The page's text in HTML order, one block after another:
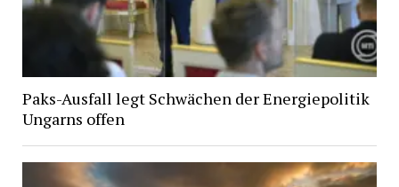
Paks-Ausfall legt Schwächen der Energiepolitik
Ungarns offen